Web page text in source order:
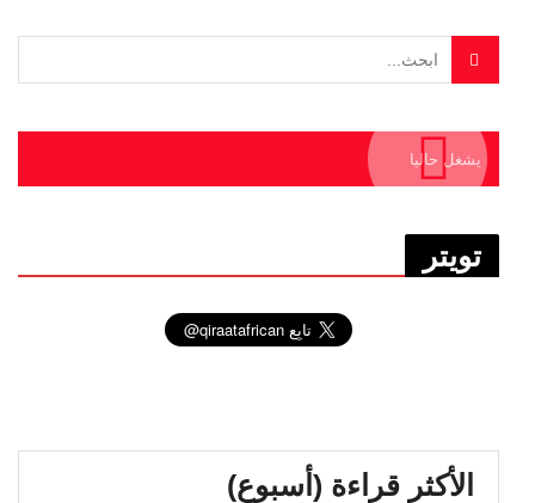
يشغل حاليا
تويتر
الأكثر قراءة (أسبوع)